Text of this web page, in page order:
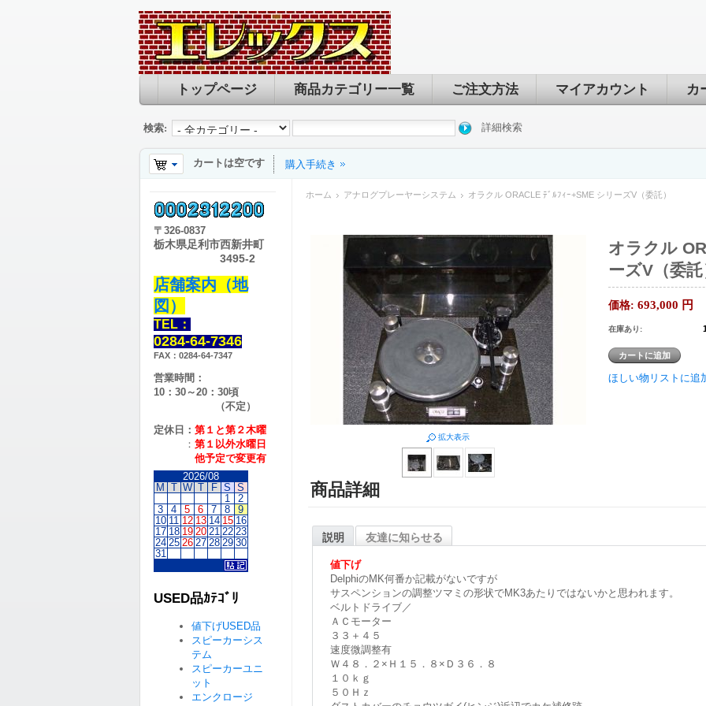
トップページ 商品カテゴリー一覧 ご注文方法 マイアカウント カ
検索: 詳細検索
カートは空です 購入手続き
ホーム アナログプレーヤーシステム オラクル ORACLE ﾃﾞﾙﾌｨｰ+SME シリーズV（委託）
拡大表示
オラクル
ーズV（委託
価格: 693,000 円
在庫あり:
ほしい物リストに追
商品詳細
説明 友達に知らせる
値下げ
DelphiのMK何番か記載がないですが
サスペンションの調整ツマミの形状でMK3あたりではないかと思われます。
ベルトドライブ／
ＡＣモーター
３３＋４５
速度微調整有
Ｗ４８．２×Ｈ１５．８×Ｄ３６．８
１０ｋｇ
５０Ｈｚ
〒 326-0837
栃木県足利市西新井町
3495-2
店舗案内（地
図）
TEL：
0284-64-7346
FAX：0284-64-7347
営業時間：
10：30～20：30頃
（不定）
定休日： 第１と第２木曜
： 第１以外水曜日
他予定で変更有
2026/08
M
T W T F S S
1
2
3
4 5 6 7 8
9
10 11 12 13 14 15 16
17 18 19 20 21 22 23
24 25 26 27 28 29 30
31
USED品ｶﾃｺﾞﾘ
値下げUSED品
スピーカーシス
テム
スピーカーユニ
ット
エンクロージ